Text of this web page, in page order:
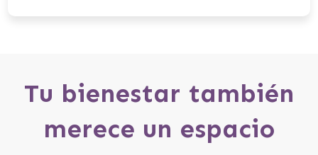
Tu bienestar también
merece un espacio